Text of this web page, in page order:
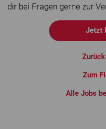
dir bei Fragen gerne zur
Jetzt
Zum
Alle Jobs